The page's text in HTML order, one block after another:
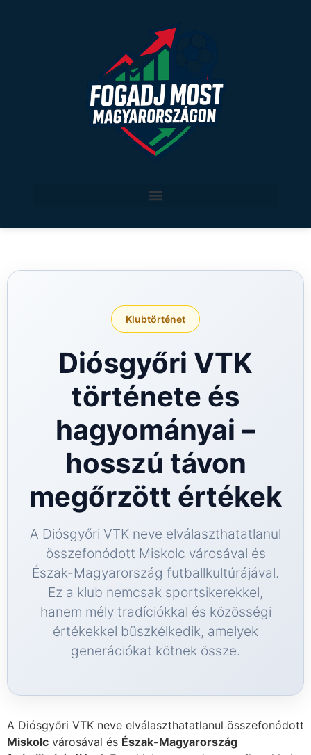
Legjobb sportfogadási oldalak Magyarországon
Klubtörténet
Diósgyőri VTK
története és
hagyományai –
hosszú távon
megőrzött értékek
A Diósgyőri VTK neve elválaszthatatlanul
összefonódott Miskolc városával és
Észak-Magyarország futballkultúrájával.
Ez a klub nemcsak sportsikerekkel,
hanem mély tradíciókkal és közösségi
értékekkel büszkélkedik, amelyek
generációkat kötnek össze.
A Diósgyőri VTK neve elválaszthatatlanul összefonódott
Miskolc városával és Észak-Magyarország